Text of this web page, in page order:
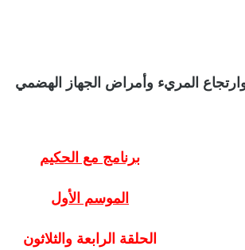
المريء وأمراض الجهاز الهضمي
برنامج مع الحكيم
الموسم الأول
الحلقة الرابعة والثلاثون